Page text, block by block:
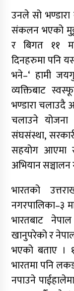
उनले सो
संकलन भएको
र बिगत ११
दिनहरुमा पनि
भने–‘ हामी
व्यक्तिबाट
भण्डारा चलाउदै
चलाउने
संघसंस्था,
सहयोग आएमा
अभियान सञ्चालन
भारतको
नगरपालिका–३
भारतबाट
खानुपरेको र
भएको बताए ।
भारतमा पनि
नपाउने